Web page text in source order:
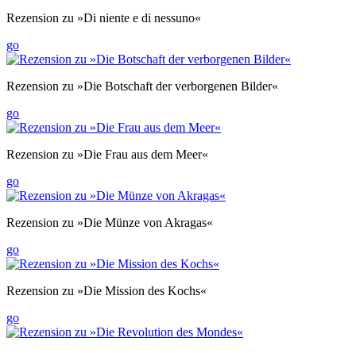
Rezension zu »Di niente e di nessuno«
go
Rezension zu »Die Botschaft der verborgenen Bilder«
go
Rezension zu »Die Frau aus dem Meer«
go
Rezension zu »Die Münze von Akragas«
go
Rezension zu »Die Mission des Kochs«
go